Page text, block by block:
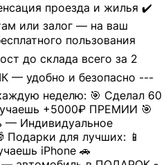
проезда и жилья ✔️
или залог — на ваш
пользования
до склада всего за 2
— удобно и безопасно ---
неделю: 🎯 Сделал 60
+5000₽ ПРЕМИИ 🎯
— Индивидуальное
Подарки для лучших: 📱
iPhone 🚗